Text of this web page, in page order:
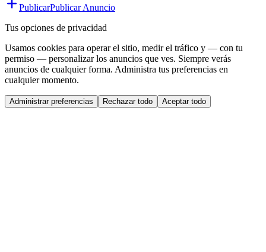
PublicarPublicar Anuncio
Tus opciones de privacidad
Usamos cookies para operar el sitio, medir el tráfico y — con tu
permiso — personalizar los anuncios que ves. Siempre verás
anuncios de cualquier forma. Administra tus preferencias en
cualquier momento.
Administrar preferencias Rechazar todo Aceptar todo